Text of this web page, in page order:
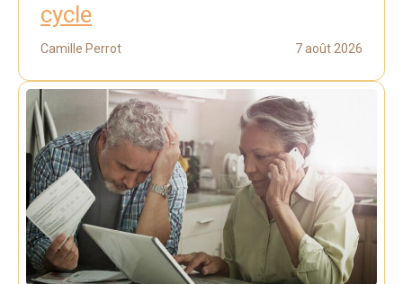
cycle
Camille Perrot 7 août 2026